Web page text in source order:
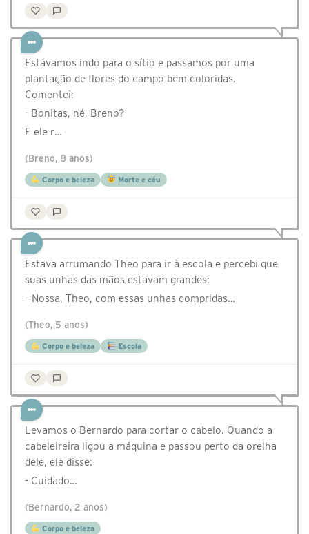
Estávamos indo para o sítio e passamos por uma
plantação de flores do campo bem coloridas.
Comentei:
- Bonitas, né, Breno?
E ele r…
(Breno, 8 anos)
Corpo e beleza Morte e céu
Estava arrumando Theo para ir à escola e percebi que
suas unhas das mãos estavam grandes:
– Nossa, Theo, com essas unhas compridas…
(Theo, 5 anos)
Corpo e beleza Escola
Levamos o Bernardo para cortar o cabelo. Quando a
cabeleireira ligou a máquina e passou perto da orelha
dele, ele disse:
- Cuidado…
(Bernardo, 2 anos)
Corpo e beleza